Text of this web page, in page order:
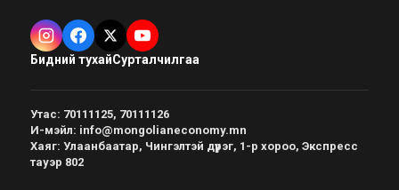
Бидний тухайСурталчилгаа
Утас: 70111125, 70111126
И-мэйл: info@mongolianeconomy.mn
Хаяг: Улаанбаатар, Чингэлтэй дүүрэг, 1-р хороо, Экспресс
тауэр 802